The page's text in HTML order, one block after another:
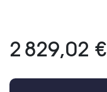
2 829,02 €